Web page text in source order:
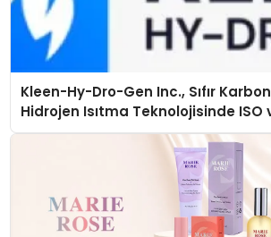
Kleen-Hy-Dro-Gen Inc., Sıfır
Hidrojen Isıtma Teknolojisinde ISO
Düzenleyici Onaylarını Aldı